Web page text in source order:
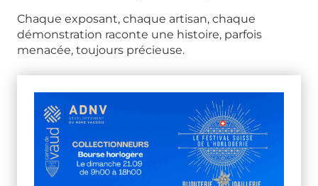
Chaque exposant, chaque artisan, chaque
démonstration raconte une histoire, parfois
menacée, toujours précieuse.